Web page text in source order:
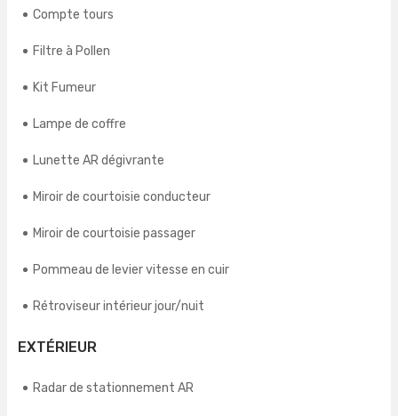
Compte tours
Filtre à Pollen
Kit Fumeur
Lampe de coffre
Lunette AR dégivrante
Miroir de courtoisie conducteur
Miroir de courtoisie passager
Pommeau de levier vitesse en cuir
Rétroviseur intérieur jour/nuit
EXTÉRIEUR
Radar de stationnement AR